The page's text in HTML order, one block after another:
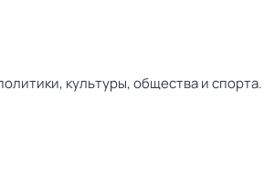
культуры, общества и